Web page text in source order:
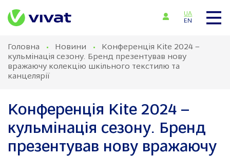
UA
EN
Головна Новини
Конференція Kite 2024 –
кульмінація сезону. Бренд презентував нову
вражаючу колекцію шкільного текстилю та
канцелярії
Конференція Kite 2024 –
кульмінація сезону. Бренд
презентував нову вражаючу